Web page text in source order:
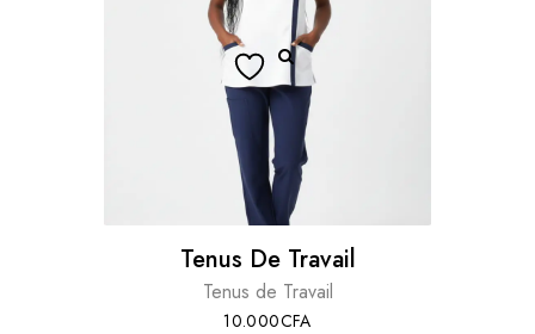
Tenus De Travail
Tenus de Travail
10.000CFA